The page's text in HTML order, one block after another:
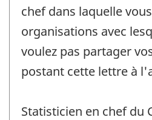
chef dans laquelle
organisations avec
voulez pas partager
postant cette lettre à
Statisticien en chef du